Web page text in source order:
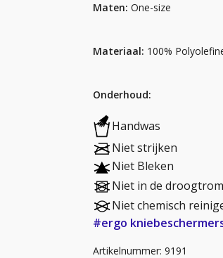
Maten: One-size
Materiaal: 100%
Onderhoud:
Handwas
Niet strijken
Niet Bleken
Niet in de
Niet chemisch
#ergo
Artikelnummer: 9191